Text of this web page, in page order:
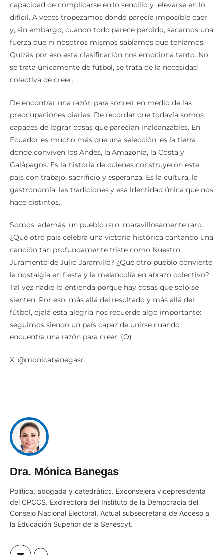
capacidad de complicarse en lo sencillo y elevarse en lo
difícil. A veces tropezamos donde parecía imposible caer
y, sin embargo, cuando todo parece perdido, sacamos una
fuerza que ni nosotros mismos sabíamos que teníamos.
Quizás por eso esta clasificación nos emociona tanto. No
se trata únicamente de fútbol, se trata de la necesidad
colectiva de creer.
De encontrar una razón para sonreír en medio de las
preocupaciones diarias. De recordar que todavía somos
capaces de lograr cosas que parecían inalcanzables. En
Ecuador es mucho más que una selección, es la tierra
donde conviven los Andes, la Amazonía, la Costa y
Galápagos. Es la historia de quienes construyeron este
país con trabajo, sacrificio y esperanza. Es la cultura, la
gastronomía, las tradiciones y esa identidad única que nos
hace distintos.
Somos, además, un pueblo raro, maravillosamente raro.
¿Qué otro país celebra una victoria histórica cantando una
canción tan profundamente triste como Nuestro
Juramento de Julio Jaramillo? ¿Qué otro pueblo convierte
la nostalgia en fiesta y la melancolía en abrazo colectivo?
Tal vez nadie lo entienda porque hay cosas que solo se
sienten. Por eso, más allá del resultado y más allá del
fútbol, ojalá esta alegría nos recuerde algo importante:
seguimos siendo un país capaz de unirse cuando
encuentra una razón para creer. (O)
X: @monicabanegasc
Dra. Mónica Banegas
Política, abogada y catedrática. Exconsejera vicepresidenta
del CPCCS. Exdirectora del Instituto de la Democracia del
Consejo Nacional Electoral. Actual subsecretaria de Acceso a
la Educación Superior de la Senescyt.